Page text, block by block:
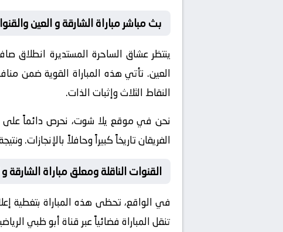
بث مباشر مباراة الشارقة و العين
ينتظر عشاق الساحرة المستديرة انطلاق
العين. تأتي هذه المباراة القوية ضمن
النقاط الثلاث وإثبات الذات.
نحن في موقع يلا شوت، نحرص دائماً على
الفريقان تاريخاً كبيراً وحافلاً
القنوات الناقلة ومعلق مباراة الشارقة
في الواقع، تحظى هذه المباراة بتغطية
تنقل المباراة فضائياً عبر قناةأبو ظبي